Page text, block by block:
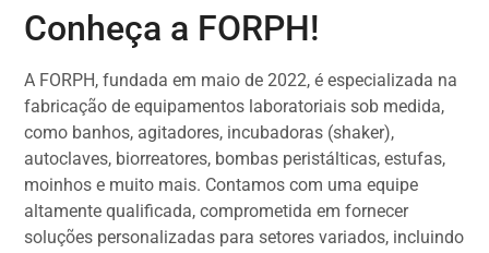
Conheça a FORPH!
A FORPH, fundada em maio de 2022, é especializada na
fabricação de equipamentos laboratoriais sob medida,
como banhos, agitadores, incubadoras (shaker),
autoclaves, biorreatores, bombas peristálticas, estufas,
moinhos e muito mais. Contamos com uma equipe
altamente qualificada, comprometida em fornecer
soluções personalizadas para setores variados, incluindo